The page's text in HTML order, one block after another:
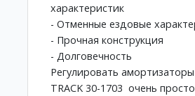
характеристик
- Отменные ездовые
- Прочная конструкция
- Долговечность
Регулировать амортизаторы
TRACK 30-1703 очень